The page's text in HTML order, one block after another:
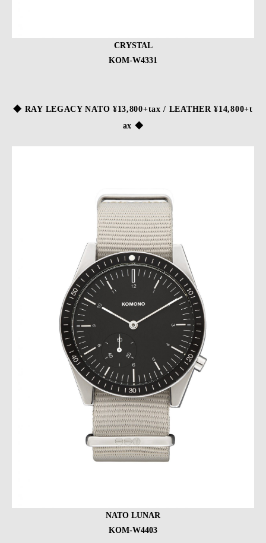
CRYSTAL
KOM-W4331
◆ RAY LEGACY NATO ¥13,800+tax / LEATHER ¥14,800+t
ax ◆
NATO LUNAR
KOM-W4403